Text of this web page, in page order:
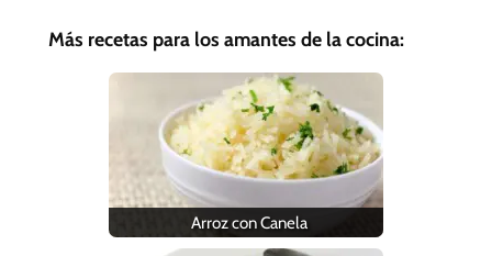
Más recetas para los amantes de la cocina:
Arroz con Canela